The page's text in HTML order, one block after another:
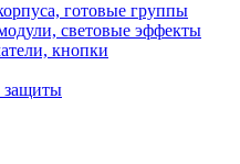
готовые группы
световые эффекты
кнопки
защиты